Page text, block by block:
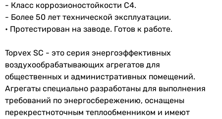
- Класс коррозионостойкости С4.
- Более 50 лет технической эксплуатации.
• Протестирован на заводе. Готов к работе.
Topvex SC - это серия энергоэффективных
воздухообрабатывающих агрегатов для
общественных и административных помещений.
Агрегаты специально разработаны для выполнения
требований по энергосбережению, оснащены
перекрестноточным теплообменником и имеют